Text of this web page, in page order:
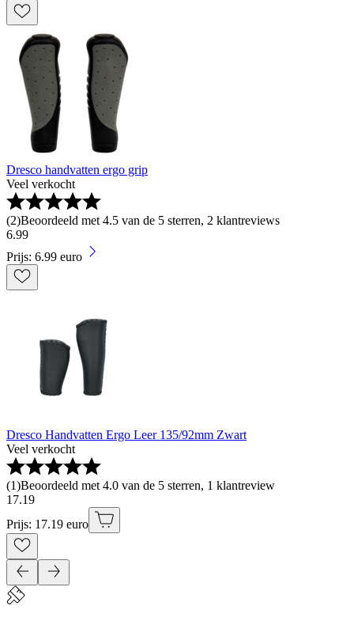
Dresco handvatten ergo grip
Veel verkocht
(2)Beoordeeld met 4.5 van de 5 sterren, 2 klantreviews
6.99
Prijs: 6.99 euro
Dresco Handvatten Ergo Leer 135/92mm Zwart
Veel verkocht
(1)Beoordeeld met 4.0 van de 5 sterren, 1 klantreview
17.19
Prijs: 17.19 euro